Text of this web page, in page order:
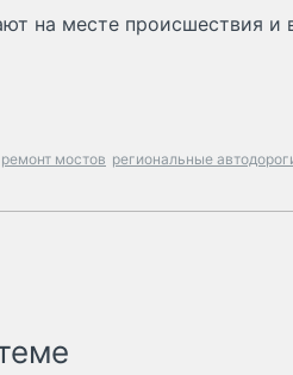
на месте происшествия и
ремонт мостов региональные